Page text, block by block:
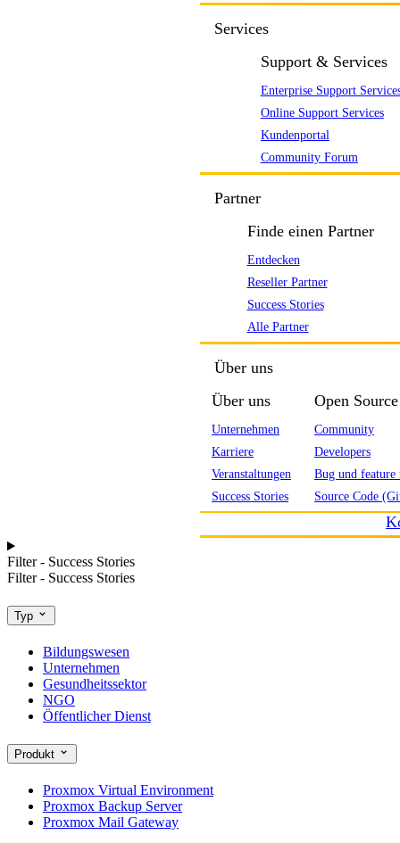
Services
Support & Services
Enterprise Support
Online Support Services
Kundenportal
Community Forum
Partner
Finde einen Partner
Entdecken
Reseller Partner
Success Stories
Alle Partner
Über uns
Über uns
Unternehmen
Karriere
Veranstaltungen
Success Stories
Open Source
Community
Developers
Bug und feature
Source Code
Filter - Success Stories
Filter - Success Stories
Typ
Bildungswesen
Unternehmen
Gesundheitssektor
NGO
Öffentlicher Dienst
Produkt
Proxmox Virtual Environment
Proxmox Backup Server
Proxmox Mail Gateway